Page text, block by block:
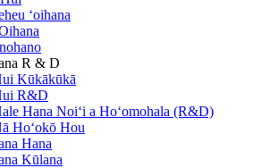
ʻoihana
R & D
Kūkākūkā
R&D
Hana Noiʻi a Hoʻomohala (R&D)
Hoʻokō Hou
Hana
Kūlana